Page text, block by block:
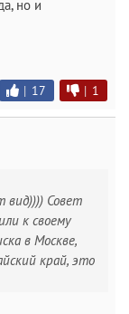
но и
| 17 | 1
вид)))) Совет
к своему
в Москве,
край, это